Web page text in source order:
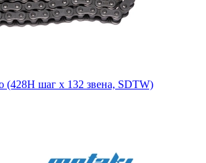
(428H шаг x 132 звена, SDTW)